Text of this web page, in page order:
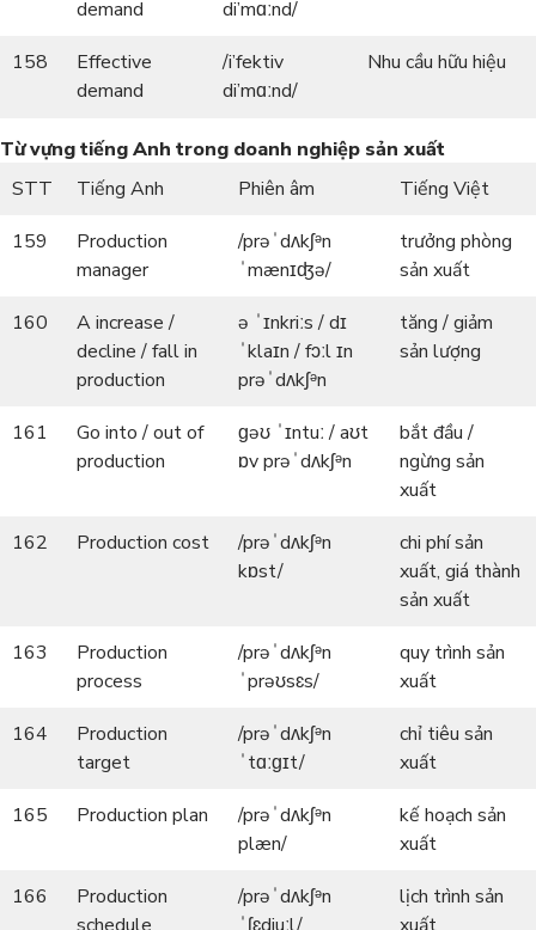
demand
di’mɑːnd/
158
Effective
demand
/i’fektiv
di’mɑːnd/
Nhu cầu hữu hiệu
Từ vựng tiếng Anh trong doanh nghiệp sản xuất
STT
Tiếng Anh Phiên âm
Tiếng Việt
159
Production
manager
/prəˈdʌkʃᵊn
ˈmænɪʤə/
trưởng phòng
sản xuất
160
A increase /
decline / fall in
production
ə ˈɪnkriːs / dɪ
ˈklaɪn / fɔːl ɪn
prəˈdʌkʃᵊn
tăng / giảm
sản lượng
161
Go into / out of
production
ɡəʊ ˈɪntuː / aʊt
ɒv prəˈdʌkʃᵊn
bắt đầu /
ngừng sản
xuất
162
Production cost
/prəˈdʌkʃᵊn
kɒst/
chi phí sản
xuất, giá thành
sản xuất
163
Production
process
/prəˈdʌkʃᵊn
ˈprəʊsɛs/
quy trình sản
xuất
164
Production
target
/prəˈdʌkʃᵊn
ˈtɑːɡɪt/
chỉ tiêu sản
xuất
165
Production plan
/prəˈdʌkʃᵊn
plæn/
kế hoạch sản
xuất
166
Production
/prəˈdʌkʃᵊn
lịch trình sản